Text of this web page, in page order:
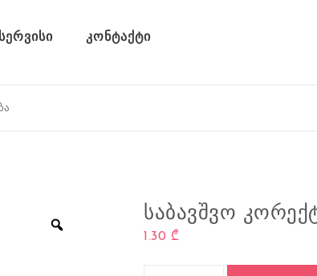
სერვისი კონტაქტი
ᲡᲐᲑᲐᲕᲨᲕᲝ
1.30 ₾